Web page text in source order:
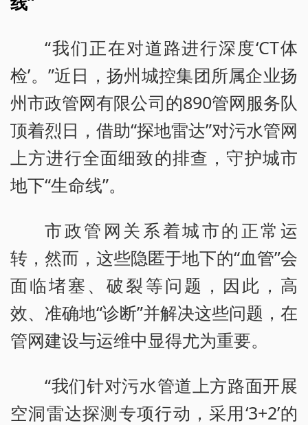
“我们正在对道路进行深度‘CT体
检’。”近日，扬州城控集团所属企业扬
州市政管网有限公司的890管网服务队
顶着烈日，借助“探地雷达”对污水管网
上方进行全面细致的排查，守护城市
地下“生命线”。
市政管网关系着城市的正常运
转，然而，这些隐匿于地下的“血管”会
面临堵塞、破裂等问题，因此，高
效、准确地“诊断”并解决这些问题，在
管网建设与运维中显得尤为重要。
“我们针对污水管道上方路面开展
空洞雷达探测专项行动，采用‘3+2’的